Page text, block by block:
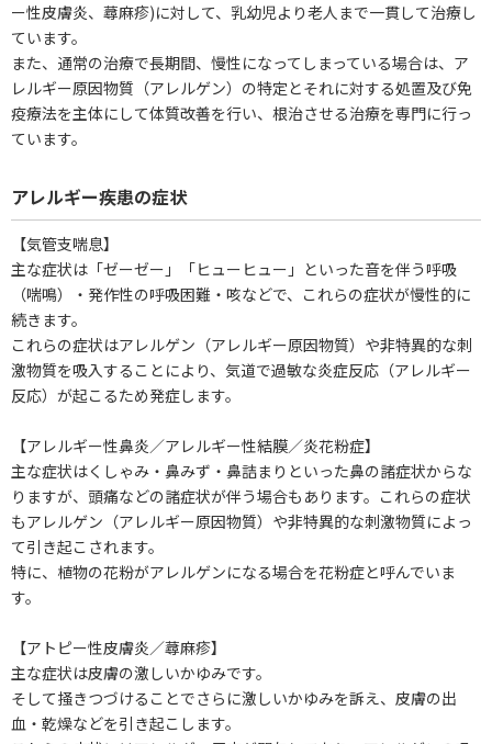
ー性皮膚炎、蕁麻疹)に対して、乳幼児より老人まで一貫して治療し
ています。
また、通常の治療で長期間、慢性になってしまっている場合は、ア
レルギー原因物質（アレルゲン）の特定とそれに対する処置及び免
疫療法を主体にして体質改善を行い、根治させる治療を専門に行っ
ています。
アレルギー疾患の症状
【気管支喘息】
主な症状は「ゼーゼー」「ヒューヒュー」といった音を伴う呼吸
（喘鳴）・発作性の呼吸困難・咳などで、これらの症状が慢性的に
続きます。
これらの症状はアレルゲン（アレルギー原因物質）や非特異的な刺
激物質を吸入することにより、気道で過敏な炎症反応（アレルギー
反応）が起こるため発症します。
【アレルギー性鼻炎／アレルギー性結膜／炎花粉症】
主な症状はくしゃみ・鼻みず・鼻詰まりといった鼻の諸症状からな
りますが、頭痛などの諸症状が伴う場合もあります。これらの症状
もアレルゲン（アレルギー原因物質）や非特異的な刺激物質によっ
て引き起こされます。
特に、植物の花粉がアレルゲンになる場合を花粉症と呼んでいま
す。
【アトピー性皮膚炎／蕁麻疹】
主な症状は皮膚の激しいかゆみです。
そして掻きつづけることでさらに激しいかゆみを訴え、皮膚の出
血・乾燥などを引き起こします。